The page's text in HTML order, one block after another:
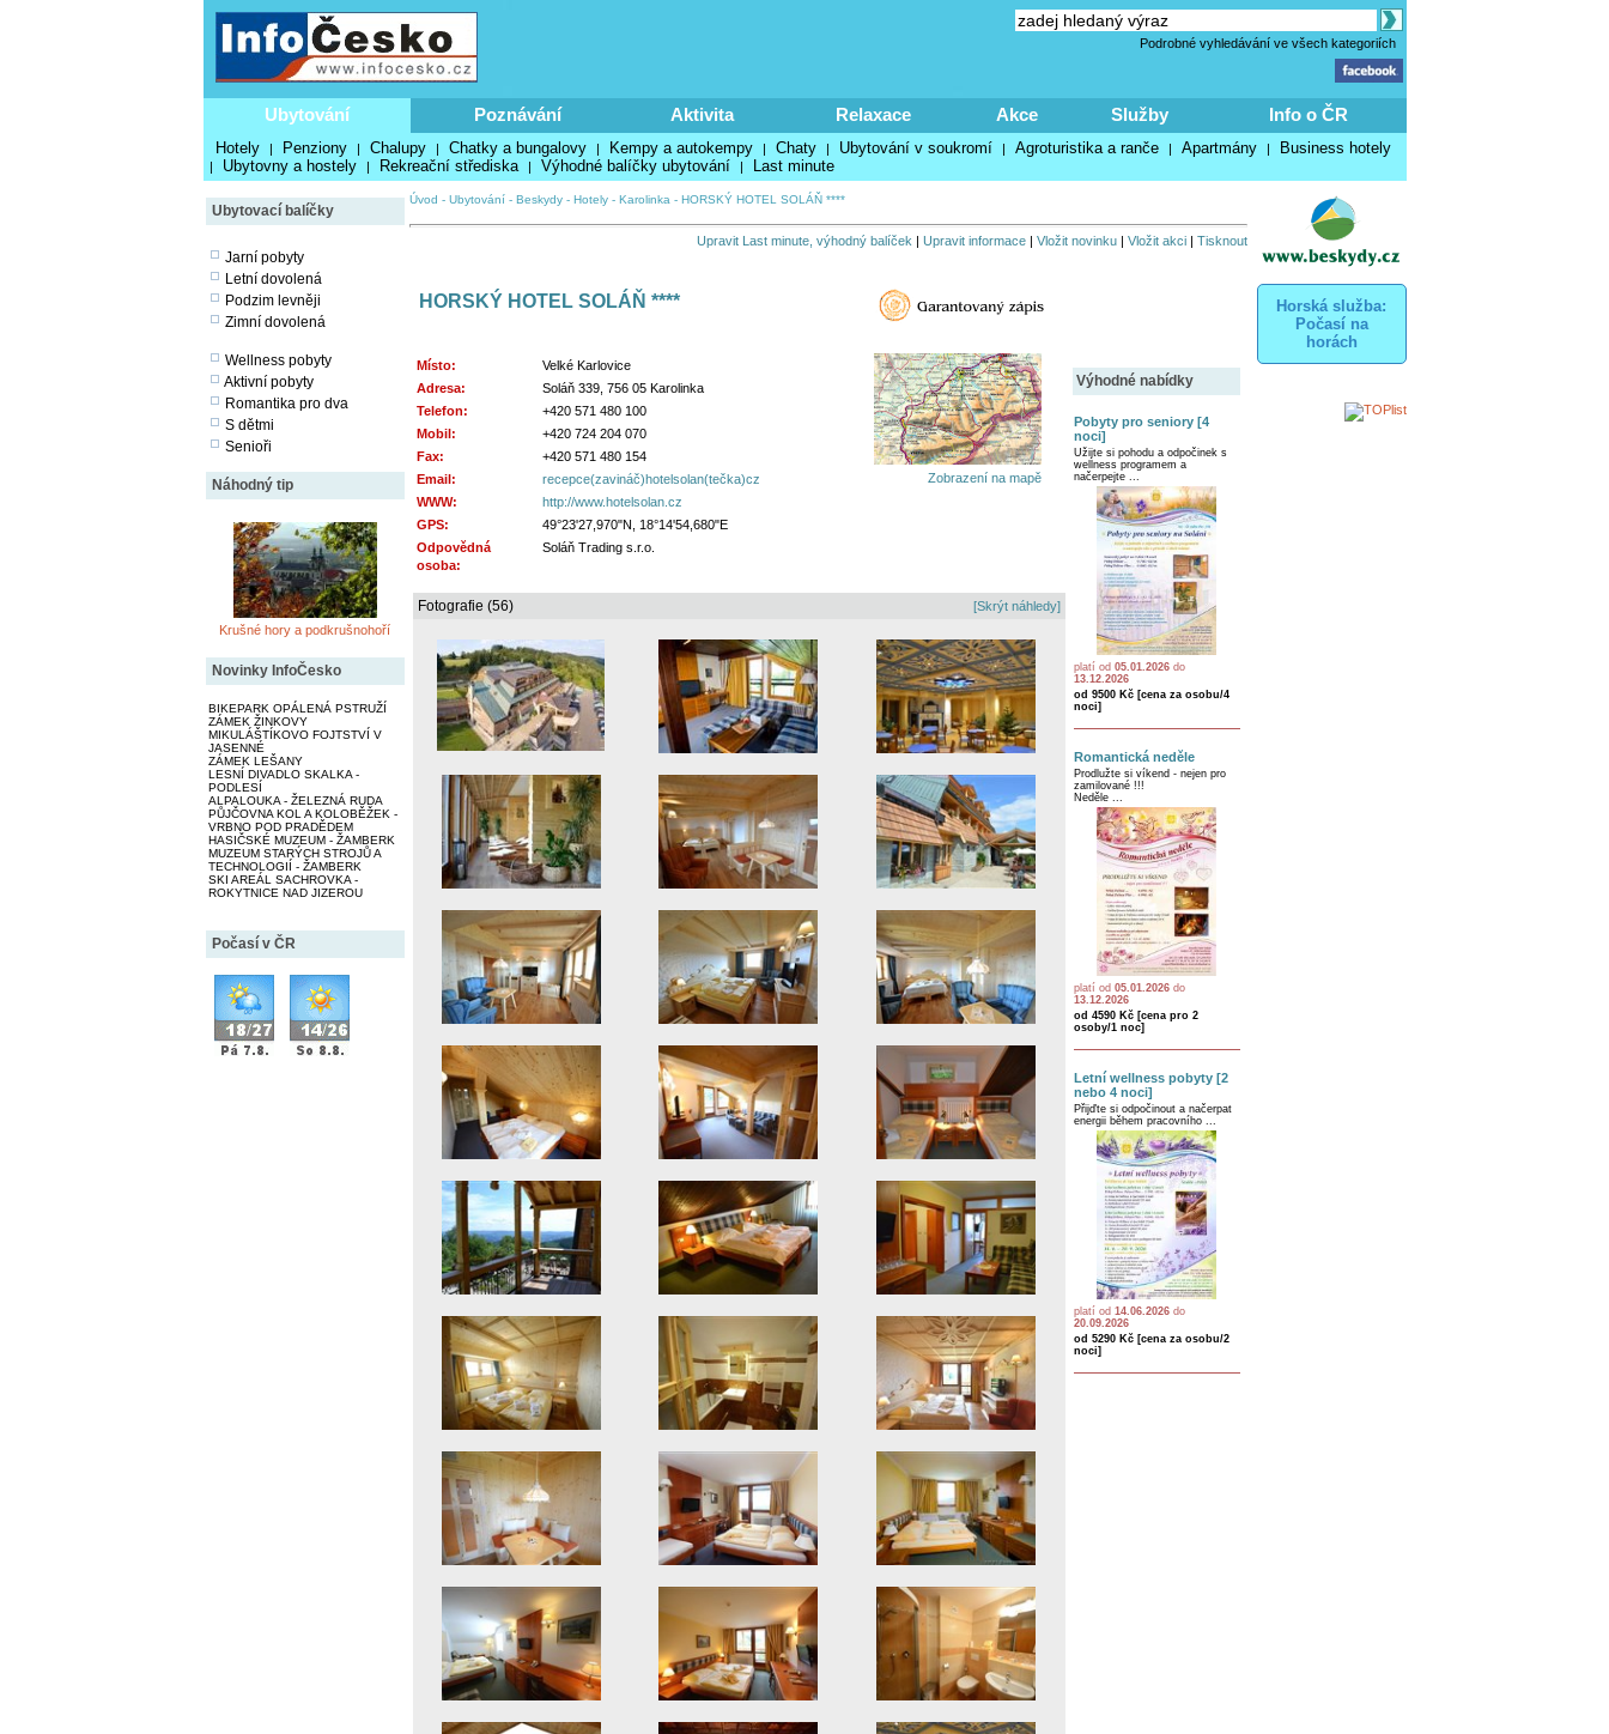
Podrobné vyhledávání ve všech kategoriích
Ubytování Poznávání Aktivita Relaxace Akce Služby Info o ČR
Hotely | Penziony | Chalupy | Chatky a bungalovy | Kempy a autokempy | Chaty | Ubytování v soukromí | Agroturistika a ranče | Apartmány | Business hotely
| Ubytovny a hostely | Rekreační střediska | Výhodné balíčky ubytování | Last minute
Ubytovací balíčky
Jarní pobyty
Letní dovolená
Podzim levněji
Zimní dovolená
Wellness pobyty
Aktivní pobyty
Romantika pro dva
S dětmi
Senioři
Náhodný tip
Krušné hory a podkrušnohoří
Novinky InfoČesko
BIKEPARK OPÁLENÁ PSTRUŽÍ
ZÁMEK ŽINKOVY
MIKULÁŠTÍKOVO FOJTSTVÍ V
JASENNÉ
ZÁMEK LEŠANY
LESNÍ DIVADLO SKALKA -
PODLESÍ
ALPALOUKA - ŽELEZNÁ RUDA
PŮJČOVNA KOL A KOLOBĚŽEK -
VRBNO POD PRADĚDEM
HASIČSKÉ MUZEUM - ŽAMBERK
MUZEUM STARÝCH STROJŮ A
TECHNOLOGIÍ - ŽAMBERK
SKI AREÁL SACHROVKA -
ROKYTNICE NAD JIZEROU
Počasí v ČR
Úvod - Ubytování- Beskydy- Hotely- Karolinka - HORSKÝ HOTEL SOLÁŇ ****
Upravit Last minute, výhodný balíček | Upravit informace| Vložit novinku| Vložit akci| Tisknout
HORSKÝ HOTEL SOLÁŇ ****
Místo:
Velké Karlovice
Adresa:
Soláň 339, 756 05 Karolinka
Telefon:
+420 571 480 100
Mobil:
+420 724 204 070
Fax:
+420 571 480 154
Email:
recepce(zavináč)hotelsolan(tečka)cz
WWW:
http://www.hotelsolan.cz
GPS:
49°23'27,970"N, 18°14'54,680"E
Odpovědná
osoba:
Soláň Trading s.r.o.
Zobrazení na mapě
Fotografie (56) [Skrýt náhledy]
Výhodné nabídky
Pobyty pro seniory [4
noci]
Užijte si pohodu a odpočinek s
wellness programem a
načerpejte ...
platí od 05.01.2026do
13.12.2026
od 9500 Kč [cena za osobu/4
noci]
Romantická neděle
Prodlužte si víkend - nejen pro
zamilované !!!
Neděle ...
platí od 05.01.2026do
13.12.2026
od 4590 Kč [cena pro 2
osoby/1 noc]
Letní wellness pobyty [2
nebo 4 noci]
Přijďte si odpočinout a načerpat
energii během pracovního ...
platí od 14.06.2026do
20.09.2026
od 5290 Kč [cena za osobu/2
noci]
Horská služba:
Počasí na
horách